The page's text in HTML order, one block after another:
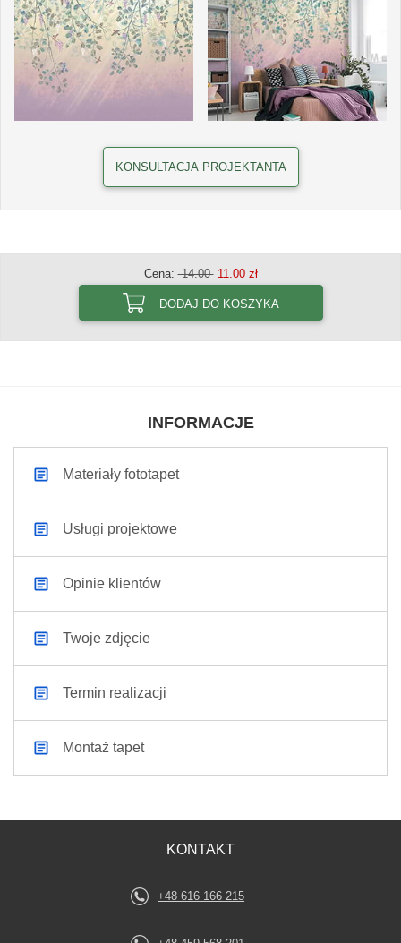
KONSULTACJA PROJEKTANTA
Cena:14.0011.00 zł
DODAJ DO KOSZYKA
INFORMACJE
Materiały fototapet
Usługi projektowe
Opinie klientów
Twoje zdjęcie
Termin realizacji
Montaż tapet
KONTAKT
+48 616 166 215